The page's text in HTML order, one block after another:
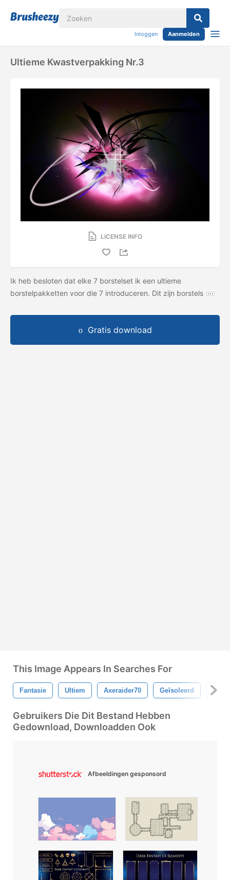
Inloggen Aanmelden
Ultieme Kwastverpakking Nr.3
LICENSE INFO
Ik heb besloten dat elke 7 borstelset ik een ultieme
borstelpakketten voor die 7 introduceren. Dit zijn borstels
Gratis download
This Image Appears In Searches For
Fantasie Ultiem Axeraider70 Geïsoleerd 3d
Gebruikers Die Dit Bestand Hebben
Gedownload, Downloadden Ook
Afbeeldingen gesponsord